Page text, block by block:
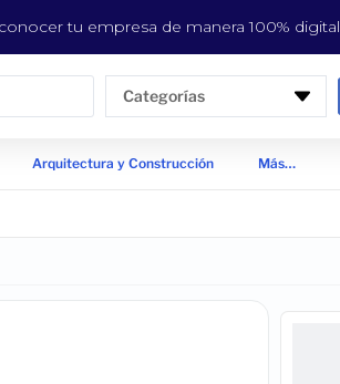
tu empresa de manera 100% digital
Categorías
Arquitectura y Construcción Más…